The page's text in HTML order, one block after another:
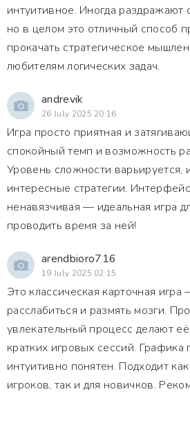
интуитивное. Иногда раздражают
но в целом это отличный способ
прокачать стратегическое
любителям логических задач.
andrevik
26 July 2025 20:16
Игра просто приятная и
спокойный темп и возможность
Уровень сложности варьируется,
интересные стратегии.
ненавязчивая — идеальная игра
проводить время за ней!
arendbioro716
19 July 2025 02:15
Это классическая карточная игра
расслабиться и размять мозги.
увлекательный процесс делают
кратких игровых сессий. Графика
интуитивно понятен. Подходит
игроков, так и для новичков.